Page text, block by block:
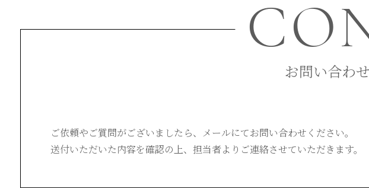
お問い合わ
ご依頼やご質問がございましたら、 メールにてお問い合わせください。
送付いただいた内容を確認の上、 担当者よりご連絡させていただきます。